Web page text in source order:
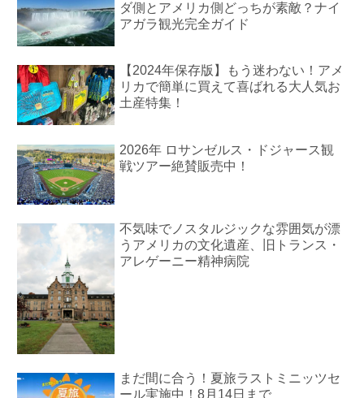
ダ側とアメリカ側どっちが素敵？ナイ
アガラ観光完全ガイド
【2024年保存版】もう迷わない！アメ
リカで簡単に買えて喜ばれる大人気お
土産特集！
2026年 ロサンゼルス・ドジャース観
戦ツアー絶賛販売中！
不気味でノスタルジックな雰囲気が漂
うアメリカの文化遺産、旧トランス・
アレゲーニー精神病院
まだ間に合う！夏旅ラストミニッツセ
ール実施中！8月14日まで